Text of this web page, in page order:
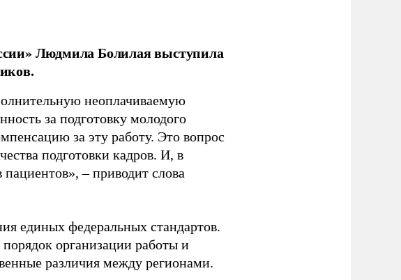
Людмила Болилая выступила
неоплачиваемую
за подготовку молодого
за эту работу. Это вопрос
подготовки кадров. И, в
– приводит слова
единых федеральных стандартов.
организации работы и
различия между регионами.